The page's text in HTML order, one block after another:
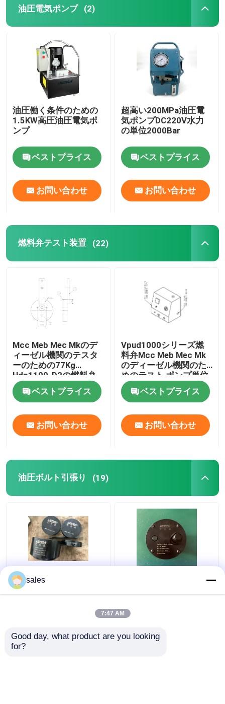
ビデオ
わたしたち に つい て
工場 ツアー
品質管理
ニュース
引金 を 求め て ください
油圧空気ポンプ
油圧電気ポンプ
燃料弁テスト装置
油圧ボルト引張り
水圧シリンダジャック
空気のトルク レンチ
電気トルク レンチ
油圧部品
ガス探知器用具
2つの打撃のディーゼル機関の部品
油圧電気ポンプ (2)
油圧働く条件のための
1.5KW高圧油圧電気ポ
ンプ
ベストプライス
お問い合わせ
超高い200MPa油圧電
気ポンプDC220V水力
の単位2000Bar
ベストプライス
お問い合わせ
燃料弁テスト装置 (22)
Mcc Meb Mec Mkのデ
ィーゼル機関のテスタ
ーのための77Kg
Hdp1100-D2の燃料弁
テスト装置
ベストプライス
お問い合わせ
Vpud1000シリーズ燃
料弁Mcc Meb Mec Mk
のディーゼル機関のた
めのテスト ポンプ単位
ベストプライス
お問い合わせ
油圧ボルト引張り (19)
ターボ680KN油圧ボル
ト引張りにシリンダー
ジャック ピストン棒の
伸張器M36x4
sales
7:47 AM
Good day, what product are you looking
for?